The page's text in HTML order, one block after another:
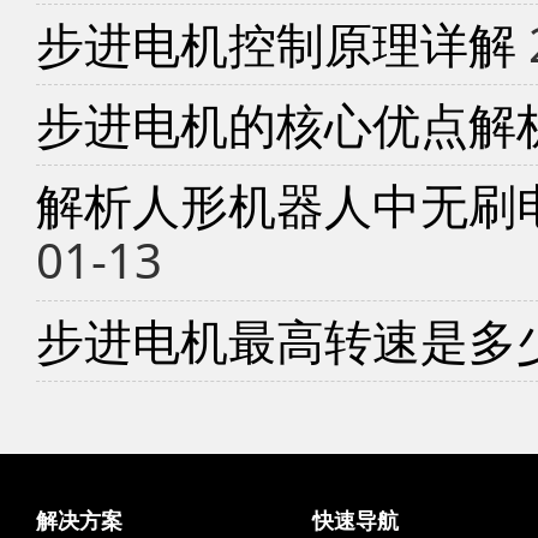
步进电机控制原理详解
步进电机的核心优点解
解析人形机器人中无
01-13
步进电机最高转速是多
解决方案 快速导航